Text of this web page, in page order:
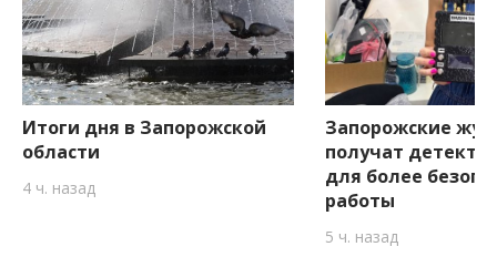
Итоги дня в Запорожской
области
4 ч. назад
Запорожские
получат
для более
работы
5 ч. назад